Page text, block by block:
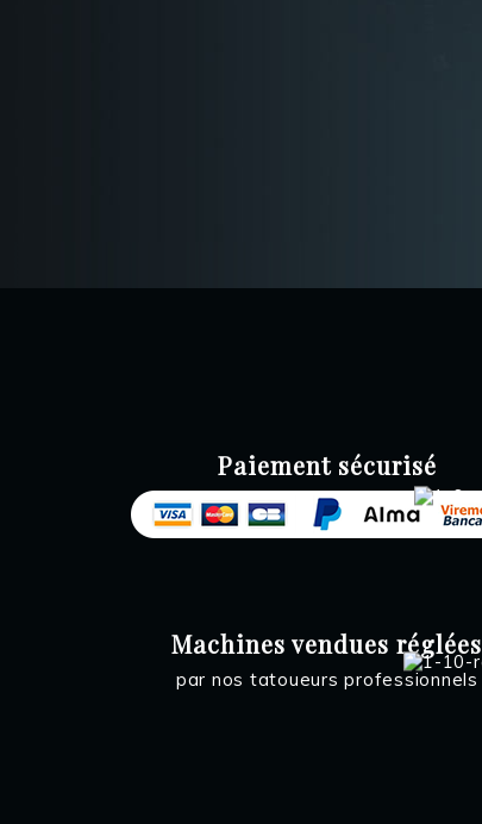
Paiement sécurisé
Machines vendues réglées
par nos tatoueurs professionnels